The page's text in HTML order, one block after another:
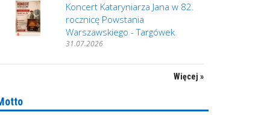
Koncert Kataryniarza Jana w 82.
rocznicę Powstania
Warszawskiego - Targówek
31.07.2026
Więcej »